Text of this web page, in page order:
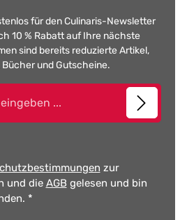
für den Culinaris-Newsletter
10 % Rabatt auf Ihre nächste
sind bereits reduzierte Artikel,
Bücher und Gutscheine.
zur
und die AGB gelesen und bin
*